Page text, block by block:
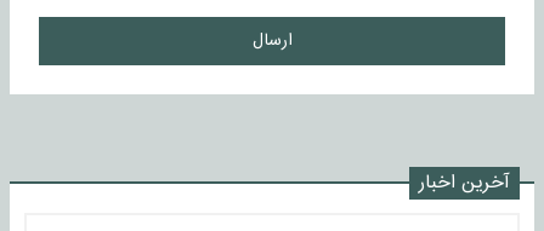
ارسال
آخرین اخبار